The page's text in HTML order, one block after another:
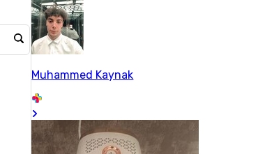
Muhammed Kaynak